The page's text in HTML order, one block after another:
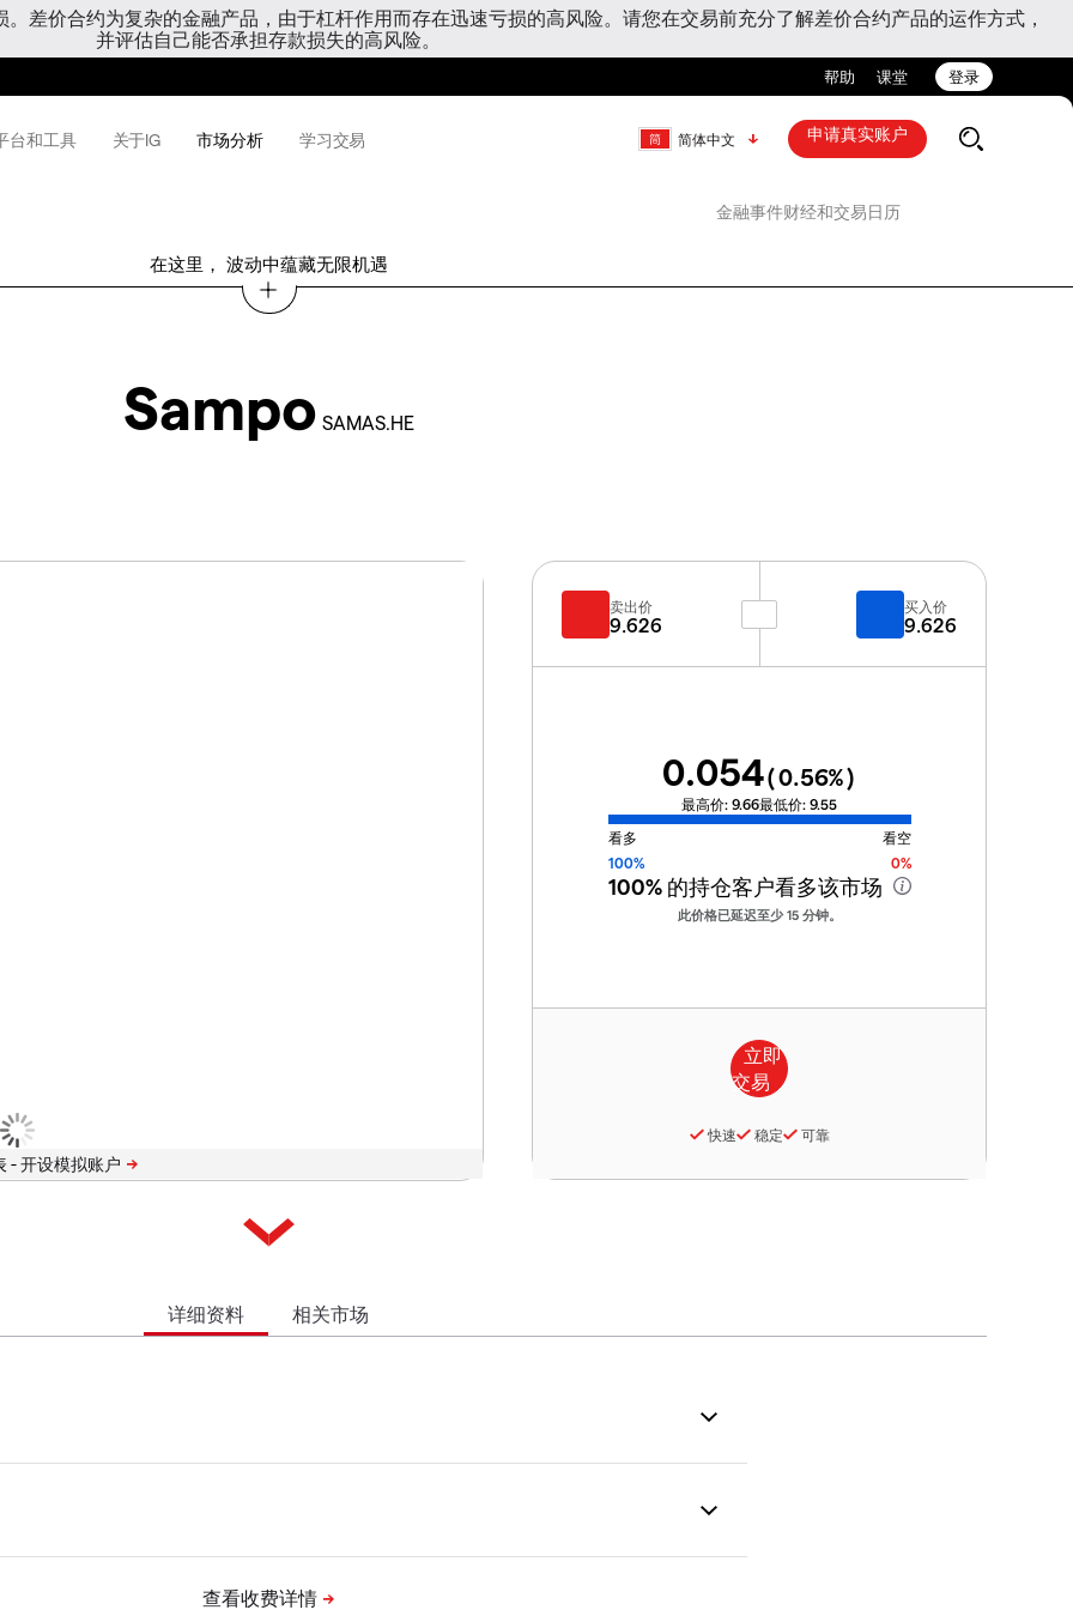
差价合约为复杂的金融产品，由于杠杆作用而存在迅速亏损的高风险。请您在交易前充分了解差价合约产品的运作方式，
并评估自己能否承担存款损失的高风险。
帮助 课堂 登录
台和工具 关于IG 市场分析 学习交易 简体中文 申请真实账户
金融事件财经和交易日历
在这里， 波动中蕴藏无限机遇
Sampo SAMAS.HE
-
卖出价
9.626
买入价
9.626
0.054(0.56%)
最高价: 9.66最低价: 9.55
看多
看空
100%
0%
100%的持仓客户看多该市场
此价格已延迟至少 15 分钟。
快速 稳定 可靠
详细资料 相关市场